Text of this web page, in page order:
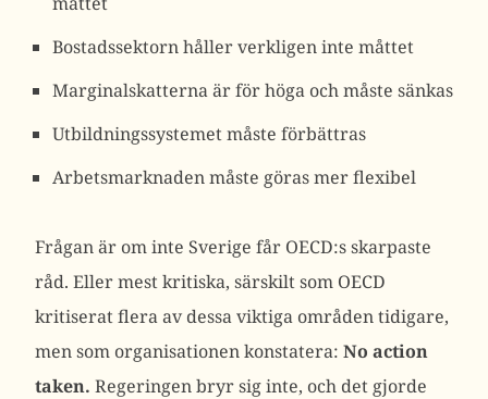
Bostadssektorn håller verkligen inte måttet
Marginalskatterna är för höga och måste sänkas
Utbildningssystemet måste förbättras
Arbetsmarknaden måste göras mer flexibel
Frågan är om inte Sverige får OECD:s skarpaste
råd. Eller mest kritiska, särskilt som OECD
kritiserat flera av dessa viktiga områden tidigare,
men som organisationen konstatera: No action
taken. Regeringen bryr sig inte, och det gjorde